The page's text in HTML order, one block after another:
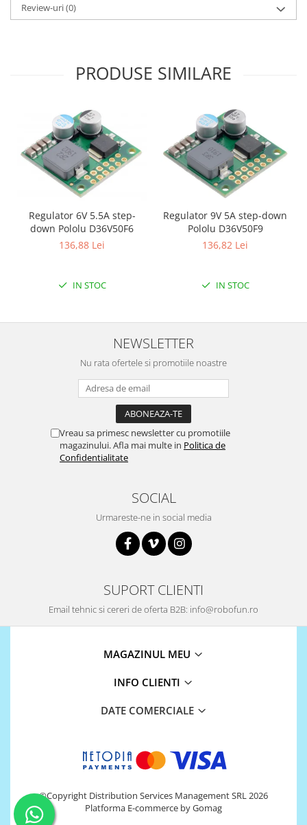
Jocuri de societate
Altele
DC
Encoder
Mecanice
Rulmenti
Suruburi, Piulite, Conectare
Platforme de dezvoltare
ARM
Micro:bit
Nvidia
Review-uri(0)
PRODUSE SIMILARE
Regulator 6V 5.5A step-
down Pololu D36V50F6
136,88 Lei
IN STOC
Regulator 9V 5A step-down
Pololu D36V50F9
136,82 Lei
IN STOC
NEWSLETTER
Nu rata ofertele si promotiile noastre
Vreau sa primesc newsletter cu promotiile
magazinului. Afla mai multe in Politica de
Confidentialitate
SOCIAL
Urmareste-ne in social media
SUPORT CLIENTI
Email tehnic si cereri de oferta B2B: info@robofun.ro
MAGAZINUL MEU
INFO CLIENTI
DATE COMERCIALE
©Copyright Distribution Services Management SRL 2026
Platforma E-commerce by Gomag